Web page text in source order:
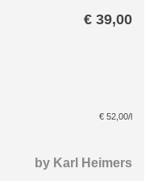
Nuits Rouge*
€ 39,00
€ 52,00/l
by Karl Heimers